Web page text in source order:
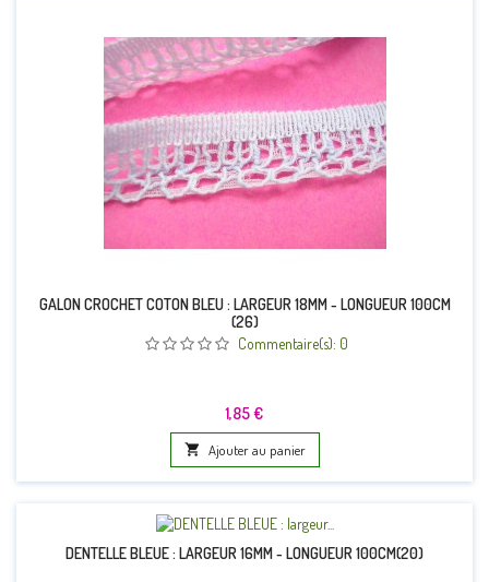
GALON CROCHET COTON BLEU : LARGEUR 18MM - LONGUEUR 100CM
(26)
Commentaire(s): 0
Prix
1,85 €
 Ajouter au panier
DENTELLE BLEUE : LARGEUR 16MM - LONGUEUR 100CM(20)